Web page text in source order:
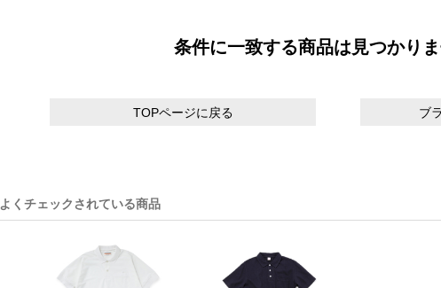
条件に一致する商品は見つかりま
TOPページに戻る ブ
よくチェックされている商品